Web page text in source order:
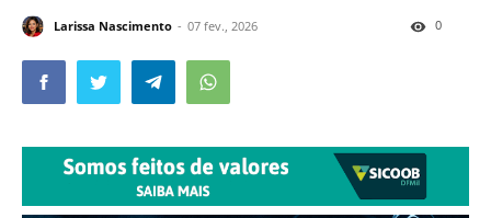
Larissa Nascimento 07 fev., 2026 0